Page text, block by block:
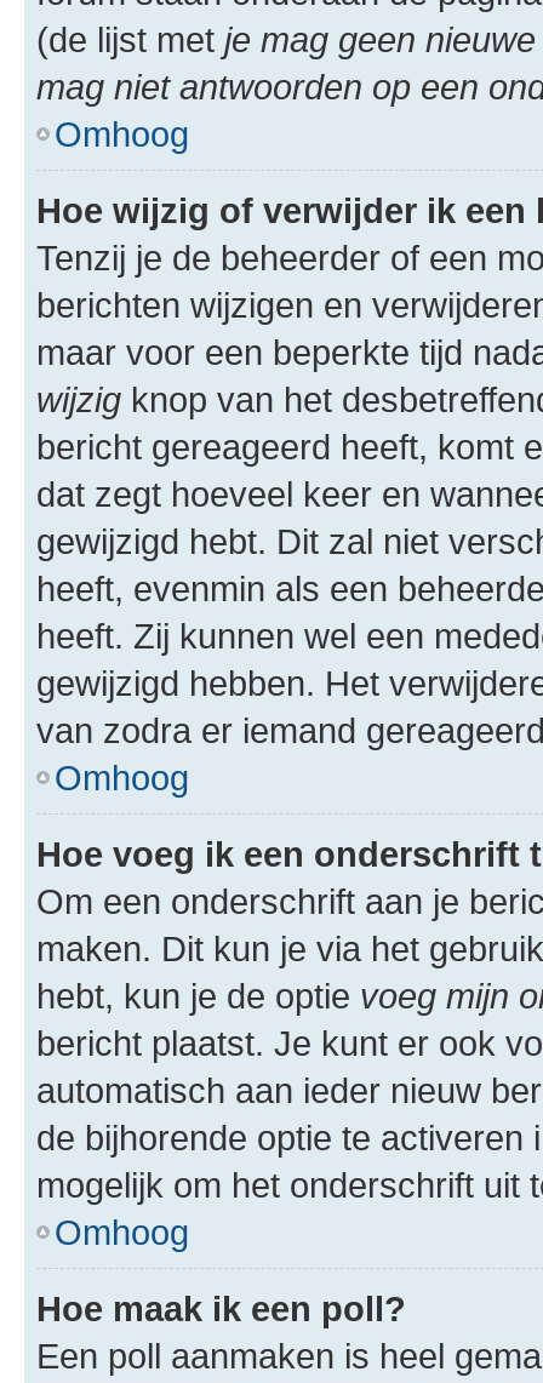
(de lijst met je mag geen
mag niet antwoorden op een
Omhoog
Hoe wijzig of verwijder ik een
Tenzij je de beheerder of een
berichten wijzigen en
maar voor een beperkte tijd
wijzig knop van het
bericht gereageerd heeft, komt
dat zegt hoeveel keer en
gewijzigd hebt. Dit zal niet
heeft, evenmin als een
heeft. Zij kunnen wel een
gewijzigd hebben. Het
van zodra er iemand
Omhoog
Hoe voeg ik een onderschrift
Om een onderschrift aan je
maken. Dit kun je via het
hebt, kun je de optie voeg mijn
bericht plaatst. Je kunt er ook
automatisch aan ieder nieuw
de bijhorende optie te
mogelijk om het onderschrift uit
Omhoog
Hoe maak ik een poll?
Een poll aanmaken is heel